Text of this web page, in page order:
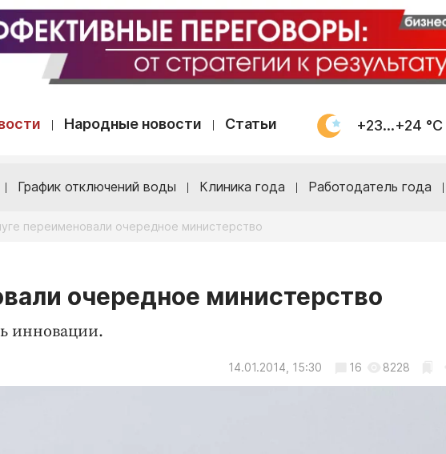
Народные новости Статьи +23...+24 °С
График отключений воды Клиника года Работодатель года
переименовали очередное министерство
очередное министерство
инновации.
14.01.2014, 15:30 16 8228